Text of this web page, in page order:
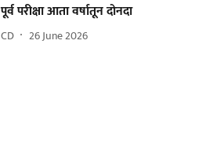
पूर्व परीक्षा आता वर्षातून दोनदा
CD 26 June 2026